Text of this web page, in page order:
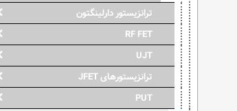
ترانزیستور دارلینگتون
RF FET
UJT
ترانزیستورهای JFET
PUT